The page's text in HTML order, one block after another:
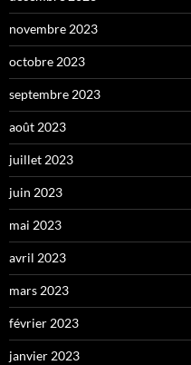
novembre 2023
octobre 2023
septembre 2023
août 2023
juillet 2023
juin 2023
mai 2023
avril 2023
mars 2023
février 2023
janvier 2023